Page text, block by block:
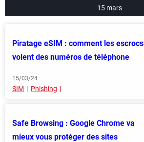
15 mars
Piratage eSIM : comment les escrocs
volent des numéros de téléphone
15/03/24
SIM Phishing
Safe Browsing : Google Chrome va
mieux vous protéger des sites